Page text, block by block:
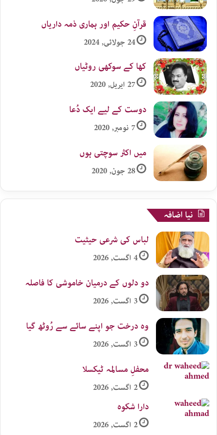
قرآنِ حکیم اور ہماری ذمہ داریاں
24 جولائی, 2024
کھا کے سوکھی روٹیاں
27 اپریل, 2020
دوست کے لیے ایک دُعا
7 نومبر, 2020
میں اکثر سوچتی ہوں
28 جون, 2020
نیا اضافہ
لباس کی شرعی حیثیت
4 اگست, 2026
دو دلوں کے درمیان خاموشی کا فاصلہ
3 اگست, 2026
وہ درخت جو اپنے سائے سے رُوٹھ گیا
3 اگست, 2026
محفلِ مسالمہ ٹیکسلا
2 اگست, 2026
دارا شکوہ
2 اگست, 2026